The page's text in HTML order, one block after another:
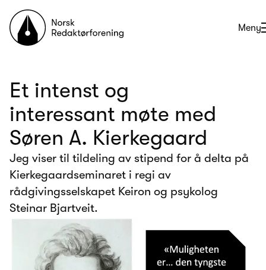
Til forsiden
Åpne
Meny
Et intenst og
interessant møte med
Søren A. Kierkegaard
Jeg viser til tildeling av stipend for å delta på
Kierkegaardseminaret i regi av
rådgivingsselskapet Keiron og psykolog
Steinar Bjartveit.